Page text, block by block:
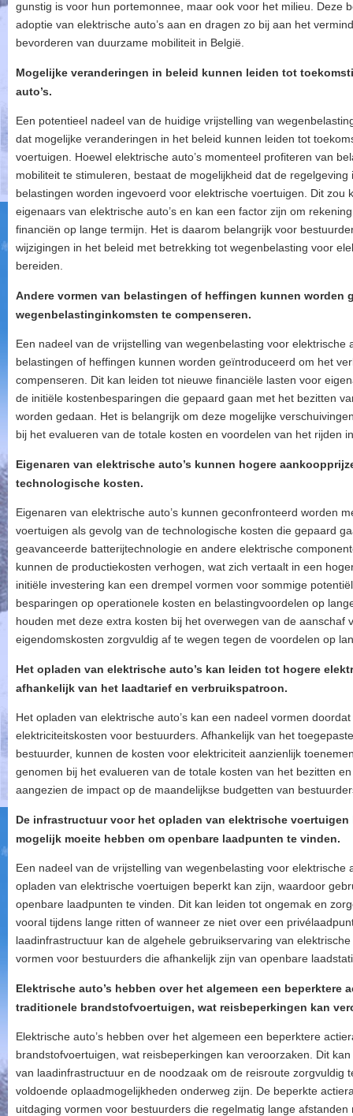
gunstig is voor hun portemonnee, maar ook voor het milieu. Deze
adoptie van elektrische auto’s aan en dragen zo bij aan het
bevorderen van duurzame mobiliteit in België.
Mogelijke veranderingen in beleid kunnen leiden tot
auto’s.
Een potentieel nadeel van de huidige vrijstelling van
dat mogelijke veranderingen in het beleid kunnen leiden tot
voertuigen. Hoewel elektrische auto’s momenteel profiteren van
mobiliteit te stimuleren, bestaat de mogelijkheid dat de
belastingen worden ingevoerd voor elektrische voertuigen. Dit zou
eigenaars van elektrische auto’s en kan een factor zijn om
financiën op lange termijn. Het is daarom belangrijk voor
wijzigingen in het beleid met betrekking tot wegenbelasting voor
bereiden.
Andere vormen van belastingen of heffingen kunnen worden
wegenbelastinginkomsten te compenseren.
Een nadeel van de vrijstelling van wegenbelasting voor elektrische
belastingen of heffingen kunnen worden geïntroduceerd om het
compenseren. Dit kan leiden tot nieuwe financiële lasten voor
de initiële kostenbesparingen die gepaard gaan met het bezitten
worden gedaan. Het is belangrijk om deze mogelijke
bij het evalueren van de totale kosten en voordelen van het rijden
Eigenaren van elektrische auto’s kunnen hogere
technologische kosten.
Eigenaren van elektrische auto’s kunnen geconfronteerd worden
voertuigen als gevolg van de technologische kosten die gepaard
geavanceerde batterijtechnologie en andere elektrische
kunnen de productiekosten verhogen, wat zich vertaalt in een
initiële investering kan een drempel vormen voor sommige
besparingen op operationele kosten en belastingvoordelen op
houden met deze extra kosten bij het overwegen van de aanschaf
eigendomskosten zorgvuldig af te wegen tegen de voordelen op
Het opladen van elektrische auto’s kan leiden tot hogere
afhankelijk van het laadtarief en verbruikspatroon.
Het opladen van elektrische auto’s kan een nadeel vormen
elektriciteitskosten voor bestuurders. Afhankelijk van het
bestuurder, kunnen de kosten voor elektriciteit aanzienlijk
genomen bij het evalueren van de totale kosten van het bezitten
aangezien de impact op de maandelijkse budgetten van
De infrastructuur voor het opladen van elektrische
mogelijk moeite hebben om openbare laadpunten te vinden.
Een nadeel van de vrijstelling van wegenbelasting voor elektrische
opladen van elektrische voertuigen beperkt kan zijn, waardoor
openbare laadpunten te vinden. Dit kan leiden tot ongemak en
vooral tijdens lange ritten of wanneer ze niet over een
laadinfrastructuur kan de algehele gebruikservaring van
vormen voor bestuurders die afhankelijk zijn van openbare
Elektrische auto’s hebben over het algemeen een beperktere
traditionele brandstofvoertuigen, wat reisbeperkingen kan
Elektrische auto’s hebben over het algemeen een beperktere
brandstofvoertuigen, wat reisbeperkingen kan veroorzaken. Dit
van laadinfrastructuur en de noodzaak om de reisroute zorgvuldig
voldoende oplaadmogelijkheden onderweg zijn. De beperkte
uitdaging vormen voor bestuurders die regelmatig lange